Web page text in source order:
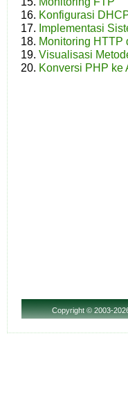
Konfigurasi
Implementasi
Monitoring HTTP
Visualisasi
Konversi PHP ke
Copyright© 2003-